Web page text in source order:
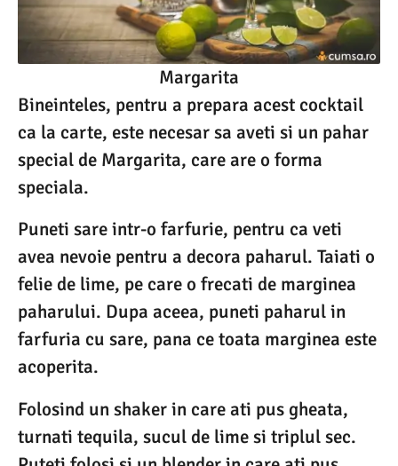
Margarita
Bineinteles, pentru a prepara acest cocktail
ca la carte, este necesar sa aveti si un pahar
special de Margarita, care are o forma
speciala.
Puneti sare intr-o farfurie, pentru ca veti
avea nevoie pentru a decora paharul. Taiati o
felie de lime, pe care o frecati de marginea
paharului. Dupa aceea, puneti paharul in
farfuria cu sare, pana ce toata marginea este
acoperita.
Folosind un shaker in care ati pus gheata,
turnati tequila, sucul de lime si triplul sec.